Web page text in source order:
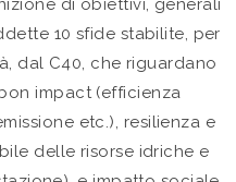
di obiettivi, generali
10 sfide stabilite, per
dal C40, che riguardano
impact (efficienza
etc.), resilienza e
delle risorse idriche e